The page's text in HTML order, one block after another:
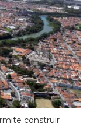
construir